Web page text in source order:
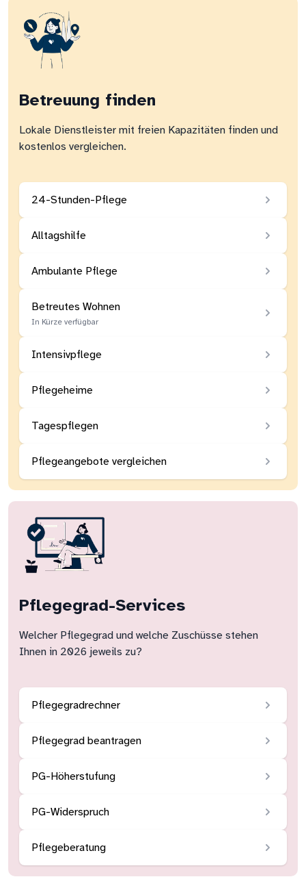
Betreuung finden
Lokale Dienstleister mit freien Kapazitäten finden und
kostenlos vergleichen.
24-Stunden-Pflege
Alltagshilfe
Ambulante Pflege
Betreutes Wohnen
In Kürze verfügbar
Intensivpflege
Pflegeheime
Tagespflegen
Pflegeangebote vergleichen
Pflegegrad-Services
Welcher Pflegegrad und welche Zuschüsse stehen
Ihnen in 2026 jeweils zu?
Pflegegradrechner
Pflegegrad beantragen
PG-Höherstufung
PG-Widerspruch
Pflegeberatung